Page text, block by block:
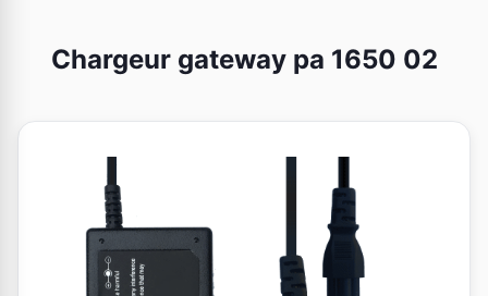
Chargeur gateway pa 1650 02